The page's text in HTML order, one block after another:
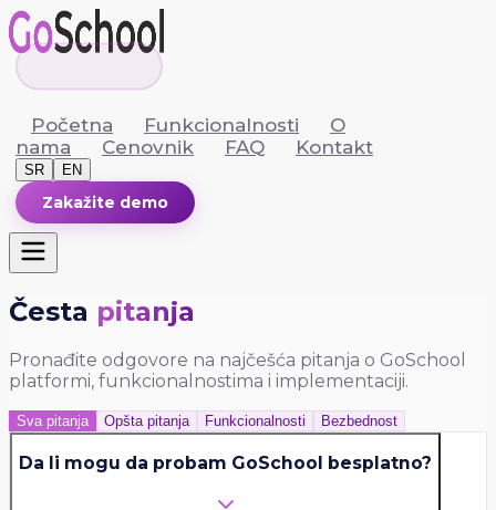
Početna Funkcionalnosti
O
nama
Cenovnik FAQ Kontakt
SR EN
Zakažite demo
Česta pitanja
Pronađite odgovore na najčešća pitanja o GoSchool
platformi, funkcionalnostima i implementaciji.
Sva pitanja Opšta pitanja Funkcionalnosti Bezbednost
Da li mogu da probam GoSchool besplatno?